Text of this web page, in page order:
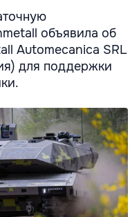
объявила об
Automecanica SRL
для поддержки